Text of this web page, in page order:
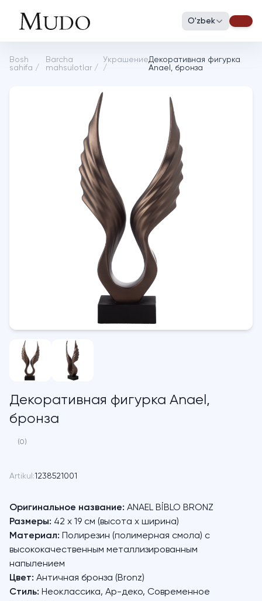
O'zbek
Bosh
sahifa /
Barcha
mahsulotlar/
Украшение
/
Декоративная фигурка
Anael, бронза
Декоративная фигурка Anael,
бронза
(0)
Artikul:1238521001
Оригинальное название: ANAEL BİBLO BRONZ
Размеры: 42 x 19 см (высота х ширина)
Материал: Полирезин (полимерная смола) с
высококачественным металлизированным
напылением
Цвет: Античная бронза (Bronz)
Стиль: Неоклассика, Ар-деко, Современное